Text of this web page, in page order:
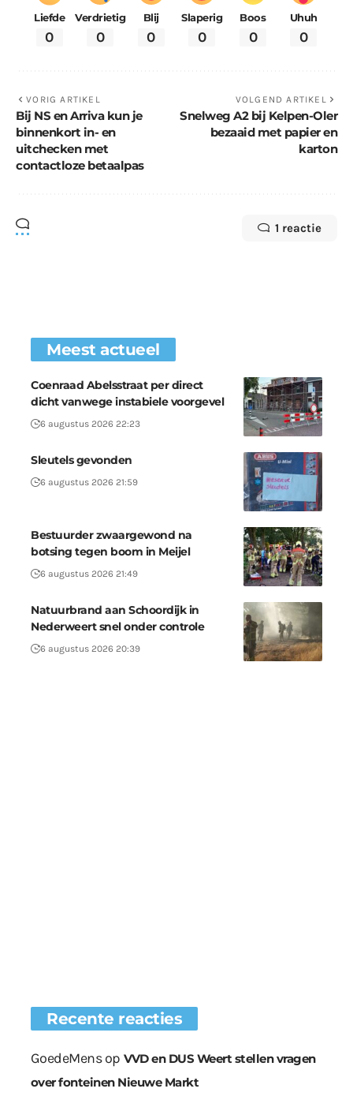
Liefde
0
Verdrietig
0
Blij
0
Slaperig
0
Boos
0
Uhuh
0
VORIG ARTIKEL
Bij NS en Arriva kun je
binnenkort in- en
uitchecken met
contactloze betaalpas
VOLGEND ARTIKEL
Snelweg A2 bij Kelpen-Oler
bezaaid met papier en
karton
1 reactie
Meest actueel
Coenraad Abelsstraat per direct
dicht vanwege instabiele voorgevel
6 augustus 2026 22:23
Sleutels gevonden
6 augustus 2026 21:59
Bestuurder zwaargewond na
botsing tegen boom in Meijel
6 augustus 2026 21:49
Natuurbrand aan Schoordijk in
Nederweert snel onder controle
6 augustus 2026 20:39
Recente reacties
GoedeMensop VVD en DUS Weert stellen vragen
over fonteinen Nieuwe Markt